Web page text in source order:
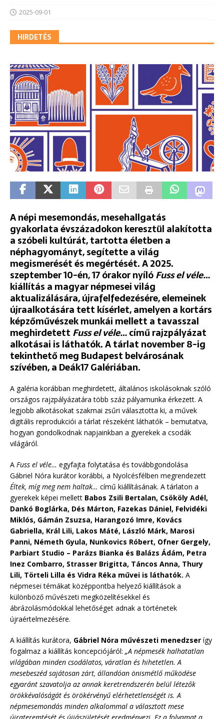
2025-09-01
HIRDETÉS
A népi mesemondás, mesehallgatás
gyakorlata évszázadokon keresztül alakította
a szóbeli kultúrát,tartotta életben a
néphagyományt, segítette a világ
megismerését és megértését. A 2025.
szeptember 10-én, 17 órakor nyílóFuss el véle…
kiállítás a magyar népmesei világ
aktualizálására, újrafelfedezésére, elemeinek
újraalkotására tett kísérlet, amelyen a kortárs
képzőművészek munkái mellett a tavasszal
meghirdetett Fuss el véle…című rajzpályázat
alkotásai is láthatók. A tárlat november 8-ig
tekinthető meg Budapest belvárosának
szívében, a Deák17 Galériában.
A galéria korábban meghirdetett, általános iskolásoknak szóló
országos rajzpályázatára több száz pályamunka érkezett. A
legjobb alkotásokat szakmai zsűri választotta ki, a művek
digitális reprodukciói a tárlat részeként láthatók – bemutatva,
hogyan gondolkodnak napjainkban a gyerekek a csodák
világáról.
A Fuss el véle… egyfajta folytatása és továbbgondolása
Gábriel Nóra kurátor korábbi, a Nyolcésfélben megrendezett
Éltek, míg meg nem haltak… című kiállításának. A tárlaton a
gyerekek képei mellett Babos Zsili Bertalan, Csököly Adél,
Dankó Boglárka, Dés Márton, Fazekas Dániel, Felvidéki
Miklós, Gámán Zsuzsa, Harangozó Imre, Kovács
Gabriella, Král Lili, Lakos Máté, László Márk, Marosi
Panni, Németh Gyula, Nunkovics Róbert, Ofner Gergely,
Parbiart Studio – Parázs Bianka és Balázs Ádám, Petra
Inez Combarro, Strasser Brigitta, Táncos Anna, Thury
Lili, Törteli Lilla és Vidra Réka művei is láthatók. A
népmesei témákat középpontba helyező kiállítások a
különböző művészeti megközelítésekkel és
ábrázolásmódokkal lehetőséget adnak a történetek
újraértelmezésére.
A kiállítás kurátora, Gábriel Nóra művészeti menedzser így
fogalmaz a kiállítás koncepciójáról: „A népmesék halhatatlan
világában minden csodálatos, váratlan és hihetetlen. A
mesebeszéd sajátosan zárt, állandóan önismétlő működése
egyaránt szavatolja az annak keretrendszerén belül létezők
örökkévalóságát és örökérvényű elérhetetlenségét is. A
népmesemondás minden alkalommal a választott mese